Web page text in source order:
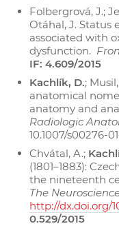
Folbergrová, J.;
Otáhal, J. Status
associated with
dysfunction.
IF: 4.609/2015
Kachlík, D.;
anatomical
anatomy and
Radiologic
10.1007/s00276-
Chvátal, A.;
(1801–1883):
the nineteenth
The
http://dx.doi.org/
0.529/2015